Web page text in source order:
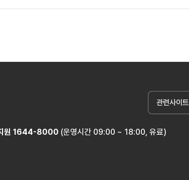
원 1644-8000 (운영시간 09:00 ~ 18:00, 유료)
관련사이트